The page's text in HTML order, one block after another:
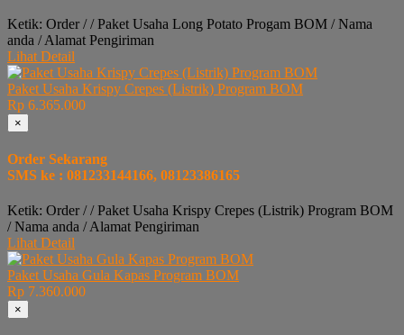
Ketik: Order / / Paket Usaha Long Potato Progam BOM / Nama
anda / Alamat Pengiriman
Lihat Detail
Paket Usaha Krispy Crepes (Listrik) Program BOM
Rp 6.365.000
×
Order Sekarang
SMS ke : 081233144166, 08123386165
Ketik: Order / / Paket Usaha Krispy Crepes (Listrik) Program BOM
/ Nama anda / Alamat Pengiriman
Lihat Detail
Paket Usaha Gula Kapas Program BOM
Rp 7.360.000
×